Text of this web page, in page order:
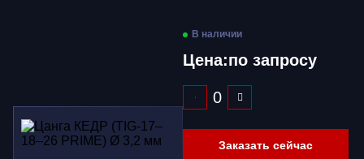
В наличии
Цена:по запросу
Заказать сейчас